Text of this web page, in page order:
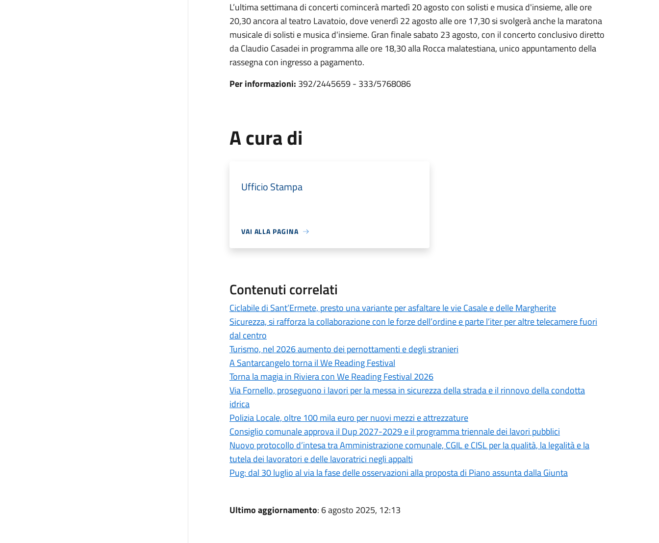
L’ultima settimana di concerti comincerà martedì 20 agosto con solisti e musica d'insieme, alle ore
20,30 ancora al teatro Lavatoio, dove venerdì 22 agosto alle ore 17,30 si svolgerà anche la maratona
musicale di solisti e musica d'insieme. Gran finale sabato 23 agosto, con il concerto conclusivo diretto
da Claudio Casadei in programma alle ore 18,30 alla Rocca malatestiana, unico appuntamento della
rassegna con ingresso a pagamento.
Per informazioni: 392/2445659 - 333/5768086
A cura di
Ufficio Stampa
VAI ALLA PAGINA
Contenuti correlati
Ciclabile di Sant’Ermete, presto una variante per asfaltare le vie Casale e delle Margherite
Sicurezza, si rafforza la collaborazione con le forze dell’ordine e parte l’iter per altre telecamere fuori
dal centro
Turismo, nel 2026 aumento dei pernottamenti e degli stranieri
A Santarcangelo torna il We Reading Festival
Torna la magia in Riviera con We Reading Festival 2026
Via Fornello, proseguono i lavori per la messa in sicurezza della strada e il rinnovo della condotta
idrica
Polizia Locale, oltre 100 mila euro per nuovi mezzi e attrezzature
Consiglio comunale approva il Dup 2027-2029 e il programma triennale dei lavori pubblici
Nuovo protocollo d’intesa tra Amministrazione comunale, CGIL e CISL per la qualità, la legalità e la
tutela dei lavoratori e delle lavoratrici negli appalti
Pug: dal 30 luglio al via la fase delle osservazioni alla proposta di Piano assunta dalla Giunta
Ultimo aggiornamento: 6 agosto 2025, 12:13